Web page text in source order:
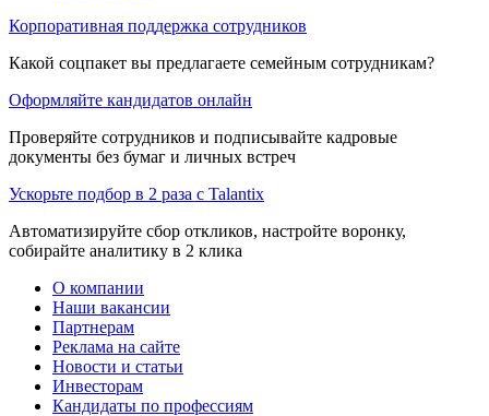
Корпоративная поддержка сотрудников
Какой соцпакет вы предлагаете семейным сотрудникам?
Оформляйте кандидатов онлайн
Проверяйте сотрудников и подписывайте кадровые
документы без бумаг и личных встреч
Ускорьте подбор в 2 раза с Talantix
Автоматизируйте сбор откликов, настройте воронку,
собирайте аналитику в 2 клика
О компании
Наши вакансии
Партнерам
Реклама на сайте
Новости и статьи
Инвесторам
Кандидаты по профессиям